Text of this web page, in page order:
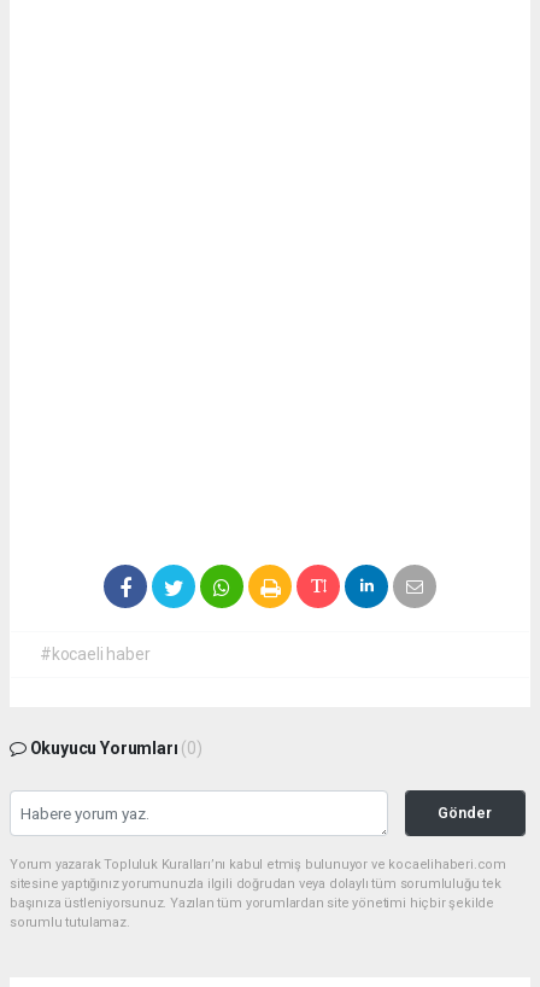
#kocaeli haber
Okuyucu Yorumları (0)
Gönder
Yorum yazarak Topluluk Kuralları’nı kabul etmiş bulunuyor ve kocaelihaberi.com
sitesine yaptığınız yorumunuzla ilgili doğrudan veya dolaylı tüm sorumluluğu tek
başınıza üstleniyorsunuz. Yazılan tüm yorumlardan site yönetimi hiçbir şekilde
sorumlu tutulamaz.